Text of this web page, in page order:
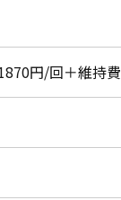
円/回＋維持費